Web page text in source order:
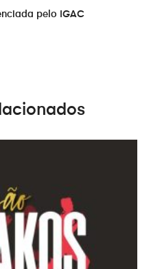
pelo IGAC